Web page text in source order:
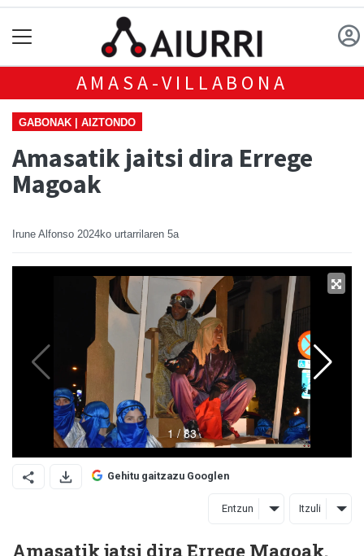
AMASA-VILLABONA
GABONAK | AIZTONDO
Amasatik jaitsi dira Errege
Magoak
Irune Alfonso 2024ko urtarrilaren 5a
Gehitu gaitzazu Googlen
Entzun Itzuli
Amasatik jatsi dira Errege Magoak.